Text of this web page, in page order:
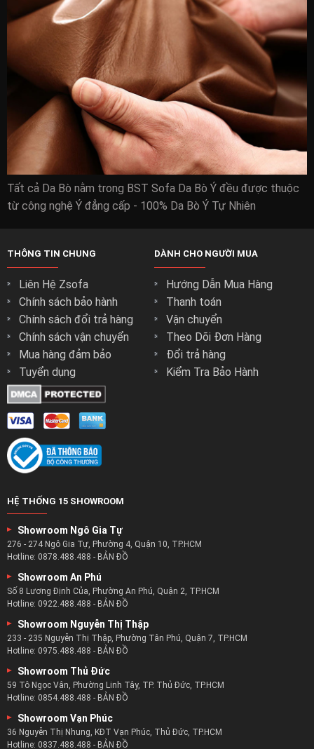
Tất cả Da Bò nằm trong BST Sofa Da Bò Ý đều được thuộc
từ công nghệ Ý đẳng cấp - 100% Da Bò Ý Tự Nhiên
THÔNG TIN CHUNG
Liên Hệ Zsofa
Chính sách bảo hành
Chính sách đổi trả hàng
Chính sách vận chuyển
Mua hàng đảm bảo
Tuyển dụng
DÀNH CHO NGƯỜI MUA
Hướng Dẫn Mua Hàng
Thanh toán
Vận chuyển
Theo Dõi Đơn Hàng
Đổi trả hàng
Kiểm Tra Bảo Hành
HỆ THỐNG 15 SHOWROOM
Showroom Ngô Gia Tự
276 - 274 Ngô Gia Tự, Phường 4, Quận 10, TP.HCM
Hotline: 0878.488.488 - BẢN ĐỒ
Showroom An Phú
Số 8 Lương Định Của, Phường An Phú, Quận 2, TP.HCM
Hotline: 0922.488.488 - BẢN ĐỒ
Showroom Nguyễn Thị Thập
233 - 235 Nguyễn Thị Thập, Phường Tân Phú, Quận 7, TP.HCM
Hotline: 0975.488.488 - BẢN ĐỒ
Showroom Thủ Đức
59 Tô Ngọc Vân, Phường Linh Tây, TP. Thủ Đức, TP.HCM
Hotline: 0854.488.488 - BẢN ĐỒ
Showroom Vạn Phúc
36 Nguyễn Thị Nhung, KĐT Vạn Phúc, Thủ Đức, TP.HCM
Hotline: 0837.488.488 - BẢN ĐỒ